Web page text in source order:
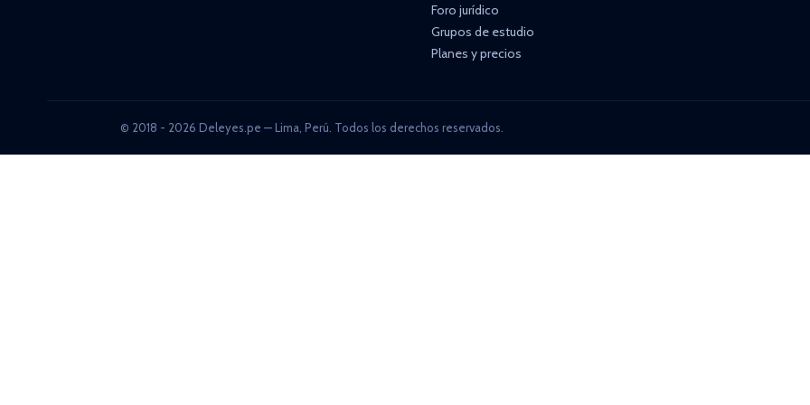
Foro jurídico
Grupos de estudio
Planes y precios
© 2018 - 2026 Deleyes.pe — Lima, Perú. Todos los derechos reservados.